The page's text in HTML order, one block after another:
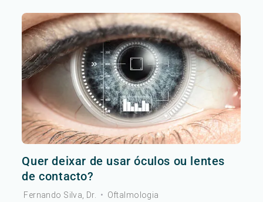
Quer deixar de usar óculos ou lentes
de contacto?
Fernando Silva, Dr. • Oftalmologia